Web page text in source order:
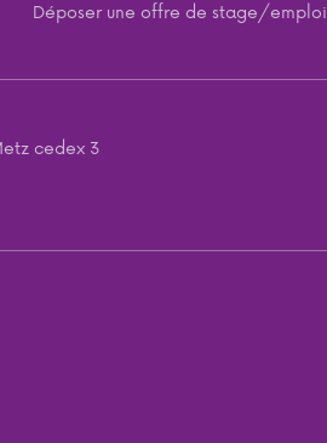
Déposer une offre de stage/emploi
cedex 3